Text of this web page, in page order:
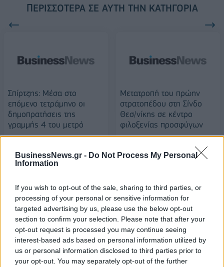
BusinessNews.gr - Do Not Process My Personal
Information
If you wish to opt-out of the sale, sharing to third parties, or
processing of your personal or sensitive information for
targeted advertising by us, please use the below opt-out
section to confirm your selection. Please note that after your
opt-out request is processed you may continue seeing
interest-based ads based on personal information utilized by
us or personal information disclosed to third parties prior to
your opt-out. You may separately opt-out of the further
ΠΕΡΙΣΣΌΤΕΡΑ ΣΕ ΑΥΤΉ ΤΗΝ ΚΑΤΗΓΟΡΊΑ
Σπίρτζης: Μέσα στο
επόμενο τετράμηνο οι
δημοπρατήσεις της
γραμμής 4 του μετρό
01/02/2016 - 02:00
Μετατροπή του πρώην
στρατοπέδου στη Σίνδο
Θεσ/νίκης σε κέντρο
φιλοξενίας προσφύγων
01/02/2016 - 02:00